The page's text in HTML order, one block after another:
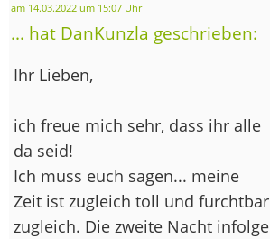
am 14.03.2022 um 15:07 Uhr
... hat DanKunzla geschrieben:
Ihr Lieben,
ich freue mich sehr, dass ihr alle
da seid!
Ich muss euch sagen... meine
Zeit ist zugleich toll und furchtbar
zugleich. Die zweite Nacht infolge